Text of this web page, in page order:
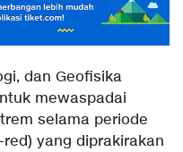
dan Geofisika
mewaspadai
selama periode
yang diprakirakan